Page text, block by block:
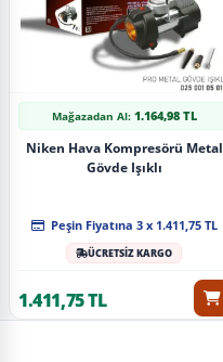
Mağazadan Al: 1.164,98 TL
Niken Hava Kompresörü Metal
Gövde Işıklı
Peşin Fiyatına 3 x 1.411,75 TL
ÜCRETSİZ KARGO
1.411,75 TL